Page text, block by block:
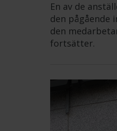
En av de
den
den
fortsätter.